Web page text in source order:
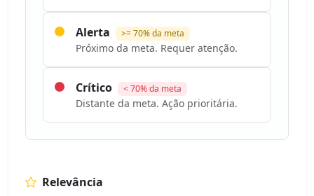
Alerta >= 70% da meta
Próximo da meta. Requer atenção.
Crítico < 70% da meta
Distante da meta. Ação prioritária.
Relevância